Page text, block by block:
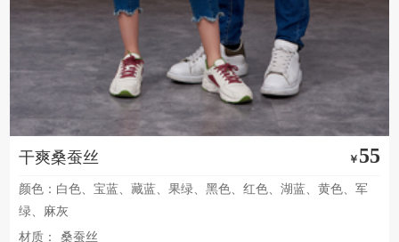
干爽桑蚕丝 ￥ 55
颜色：白色、宝蓝、藏蓝、果绿、黑色、红色、湖蓝、黄色、军
绿、麻灰
材质：
桑蚕丝